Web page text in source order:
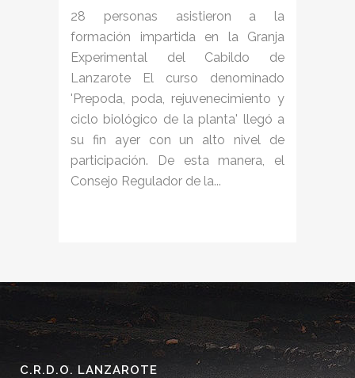
28 personas asistieron a la
formación impartida en la Granja
Experimental del Cabildo de
Lanzarote El curso denominado
'Prepoda, poda, rejuvenecimiento y
ciclo biológico de la planta' llegó a
su fin ayer con un alto nivel de
participación. De esta manera, el
Consejo Regulador de la...
C.R.D.O. LANZAROTE